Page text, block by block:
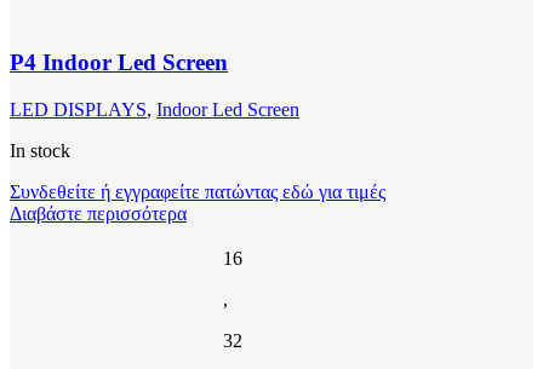
P4 Indoor Led Screen
LED DISPLAYS, Indoor Led Screen
In stock
Συνδεθείτε ή εγγραφείτε πατώντας εδώ για τιμές
Διαβάστε περισσότερα
16
,
32